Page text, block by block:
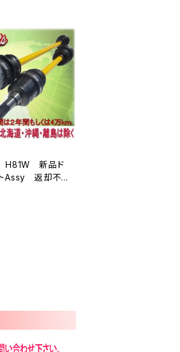
H81W 新品ド
トAssy 返却不